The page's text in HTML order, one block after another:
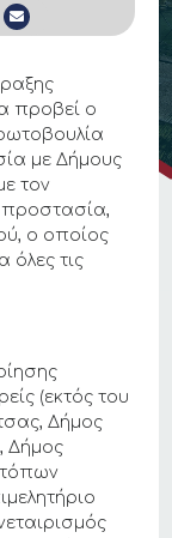
προβεί ο
με Δήμους
τον
προστασία,
ο οποίος
όλες τις
(εκτός του
Δήμος
Δήμος